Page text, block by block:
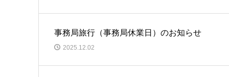
事務局旅行（事務局休業日）のお知らせ
2025.12.02